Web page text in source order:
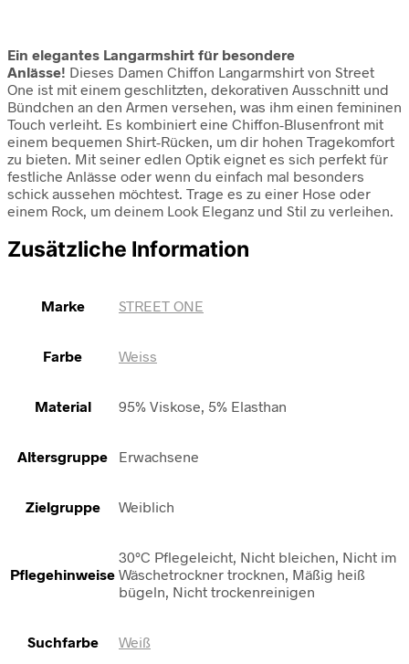
Ein elegantes Langarmshirt für besondere
Anlässe! Dieses Damen Chiffon Langarmshirt von Street
One ist mit einem geschlitzten, dekorativen Ausschnitt und
Bündchen an den Armen versehen, was ihm einen femininen
Touch verleiht. Es kombiniert eine Chiffon-Blusenfront mit
einem bequemen Shirt-Rücken, um dir hohen Tragekomfort
zu bieten. Mit seiner edlen Optik eignet es sich perfekt für
festliche Anlässe oder wenn du einfach mal besonders
schick aussehen möchtest. Trage es zu einer Hose oder
einem Rock, um deinem Look Eleganz und Stil zu verleihen.
Zusätzliche Information
Marke STREET ONE
Farbe Weiss
Material 95% Viskose, 5% Elasthan
Altersgruppe Erwachsene
Zielgruppe Weiblich
Pflegehinweise
30°C Pflegeleicht, Nicht bleichen, Nicht im
Wäschetrockner trocknen, Mäßig heiß
bügeln, Nicht trockenreinigen
Suchfarbe Weiß